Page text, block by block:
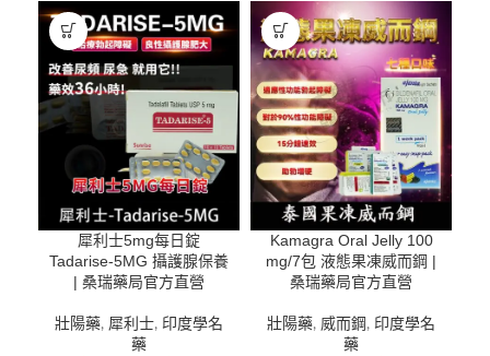
犀利士5mg每日錠
Tadarise-5MG 攝護腺保養
| 桑瑞藥局官方直營
壯陽藥, 犀利士, 印度學名
藥
Kamagra Oral Jelly 100
mg/7包 液態果凍威而鋼 |
桑瑞藥局官方直營
壯陽藥, 威而鋼 , 印度學名
藥